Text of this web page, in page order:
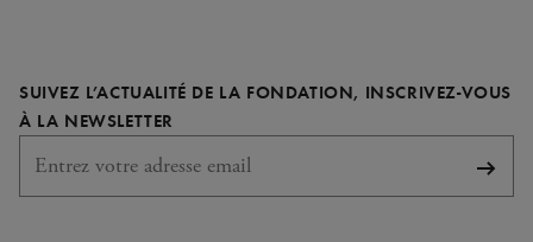
FacebookInstagram
YouTube
TikTok
SUIVEZ L’ACTUALITÉ DE LA FONDATION, INSCRIVEZ-VOUS
À LA NEWSLETTER